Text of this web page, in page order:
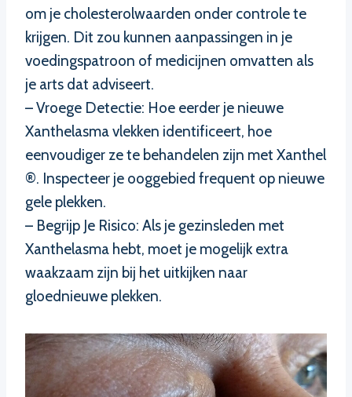
om je cholesterolwaarden onder controle te
krijgen. Dit zou kunnen aanpassingen in je
voedingspatroon of medicijnen omvatten als
je arts dat adviseert.
– Vroege Detectie: Hoe eerder je nieuwe
Xanthelasma vlekken identificeert, hoe
eenvoudiger ze te behandelen zijn met Xanthel
®. Inspecteer je ooggebied frequent op nieuwe
gele plekken.
– Begrijp Je Risico: Als je gezinsleden met
Xanthelasma hebt, moet je mogelijk extra
waakzaam zijn bij het uitkijken naar
gloednieuwe plekken.